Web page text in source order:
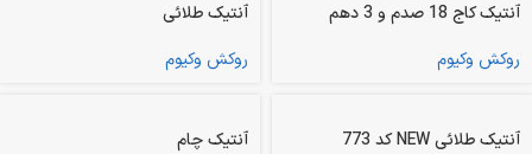
آنتیک کاج 18 صدم و 3 دهم
روکش وکیوم
آنتیک طلائی
روکش وکیوم
آنتیک طلائی NEW کد 773
آنتیک چام